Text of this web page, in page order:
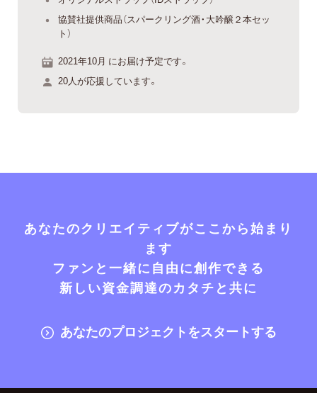
協賛社提供商品（スパークリング酒・大吟醸２本セッ
ト）
2021年10月 にお届け予定です。
20人が応援しています。
あなたのクリエイティブがここから始まり
ます
ファンと一緒に自由に創作できる
新しい資金調達のカタチと共に
あなたのプロジェクトをスタートする